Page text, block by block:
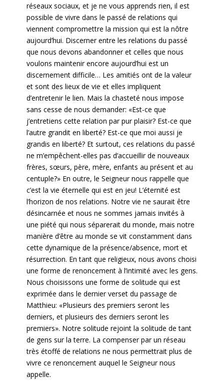
réseaux sociaux, et je ne vous apprends rien, il est
possible de vivre dans le passé de relations qui
viennent compromettre la mission qui est la nôtre
aujourd’hui. Discerner entre les relations du passé
que nous devons abandonner et celles que nous
voulons maintenir encore aujourd’hui est un
discernement difficile… Les amitiés ont de la valeur
et sont des lieux de vie et elles impliquent
d’entretenir le lien. Mais la chasteté nous impose
sans cesse de nous demander: «Est-ce que
j’entretiens cette relation par pur plaisir? Est-ce que
l’autre grandit en liberté? Est-ce que moi aussi je
grandis en liberté? Et surtout, ces relations du passé
ne m’empêchent-elles pas d’accueillir de nouveaux
frères, sœurs, père, mère, enfants au présent et au
centuple?» En outre, le Seigneur nous rappelle que
c’est la vie éternelle qui est en jeu! L’éternité est
l’horizon de nos relations. Notre vie ne saurait être
désincarnée et nous ne sommes jamais invités à
une piété qui nous séparerait du monde, mais notre
manière d’être au monde se vit constamment dans
cette dynamique de la présence/absence, mort et
résurrection. En tant que religieux, nous avons choisi
une forme de renoncement à l’intimité avec les gens.
Nous choisissons une forme de solitude qui est
exprimée dans le dernier verset du passage de
Matthieu: «Plusieurs des premiers seront les
derniers, et plusieurs des derniers seront les
premiers». Notre solitude rejoint la solitude de tant
de gens sur la terre. La compenser par un réseau
très étoffé de relations ne nous permettrait plus de
vivre ce renoncement auquel le Seigneur nous
appelle.